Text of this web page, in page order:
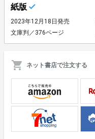
紙版
2023年12月18日発売
文庫判／376ページ
ネット書店で注文する